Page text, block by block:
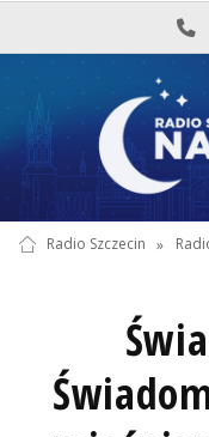
Radio Szczecin »